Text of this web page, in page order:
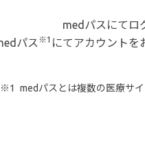
データ関連
medパスにてロ
パス ※1 にてアカウントを
medパスとは複数の医療サ